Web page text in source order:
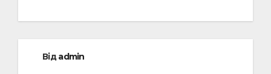
Відadmin